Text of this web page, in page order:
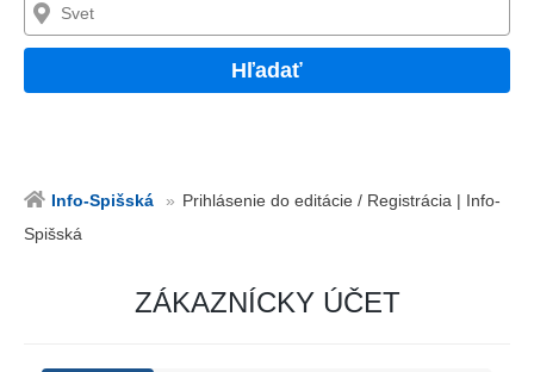
Hľadať
Info-Spišská
Prihlásenie do editácie / Registrácia | Info-
Spišská
ZÁKAZNÍCKY ÚČET